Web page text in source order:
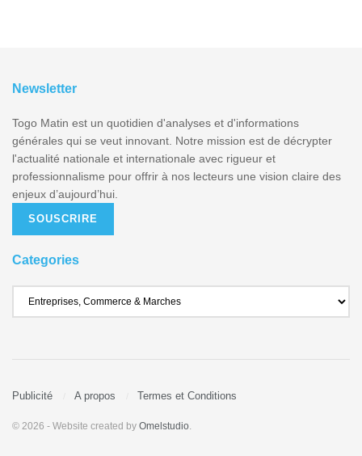
Newsletter
Togo Matin est un quotidien d'analyses et d'informations
générales qui se veut innovant. Notre mission est de décrypter
l'actualité nationale et internationale avec rigueur et
professionnalisme pour offrir à nos lecteurs une vision claire des
enjeux d’aujourd’hui.
SOUSCRIRE
Categories
Publicité A propos Termes et Conditions
© 2026 - Website created by Omelstudio.